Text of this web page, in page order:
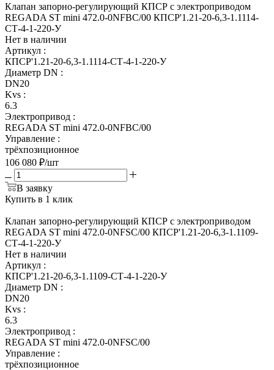
Клапан запорно-регулирующий КПСР с электроприводом
REGADA ST mini 472.0-0NFBC/00 КПСР'1.21-20-6,3-1.1114-
СТ-4-1-220-У
Нет в наличии
Артикул :
КПСР'1.21-20-6,3-1.1114-СТ-4-1-220-У
Диаметр DN :
DN20
Kvs :
6.3
Электропривод :
REGADA ST mini 472.0-0NFBC/00
Управление :
трёхпозиционное
106 080 ₽/шт
В заявку
Купить в 1 клик
Клапан запорно-регулирующий КПСР с электроприводом
REGADA ST mini 472.0-0NFSC/00 КПСР'1.21-20-6,3-1.1109-
СТ-4-1-220-У
Нет в наличии
Артикул :
КПСР'1.21-20-6,3-1.1109-СТ-4-1-220-У
Диаметр DN :
DN20
Kvs :
6.3
Электропривод :
REGADA ST mini 472.0-0NFSC/00
Управление :
трёхпозиционное